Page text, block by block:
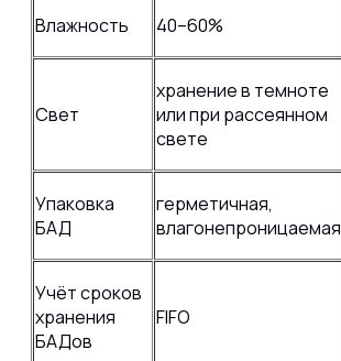
Влажность 40–60%
Свет
хранение в темноте
или при рассеянном
свете
Упаковка
БАД
герметичная,
влагонепроницаемая
Учёт сроков
хранения
БАДов
FIFO